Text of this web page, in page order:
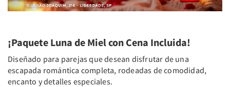
¡Paquete Luna de Miel con Cena Incluida!
Diseñado para parejas que desean disfrutar de una
escapada romántica completa, rodeadas de comodidad,
encanto y detalles especiales.